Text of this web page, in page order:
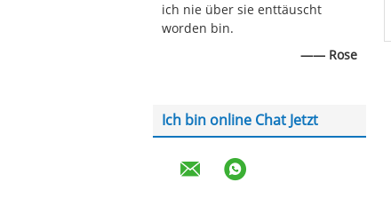
ich nie über sie enttäuscht
worden bin.
—— Rose
Ich bin online Chat Jetzt